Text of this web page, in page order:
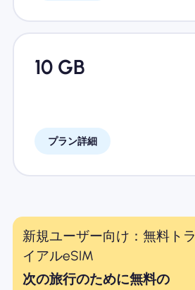
10 GB
プラン詳細
新規ユーザー向け：無料トラ
イアルeSIM
次の旅行のために無料の